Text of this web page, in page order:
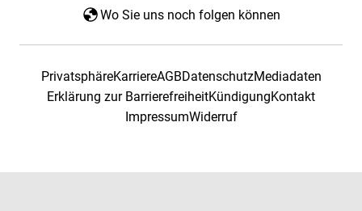
Wo Sie uns noch folgen können
PrivatsphäreKarriereAGBDatenschutzMediadaten
Erklärung zur BarrierefreiheitKündigungKontakt
ImpressumWiderruf